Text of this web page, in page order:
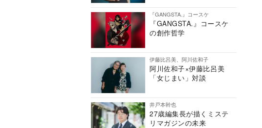
『GANGSTA.』コースケ
『GANGSTA.』コースケ
の創作哲学
伊藤比呂美、阿川佐和子
阿川佐和子×伊藤比呂美
「女じまい」対談
井戸本幹也
27歳編集長が描くミステ
リマガジンの未来